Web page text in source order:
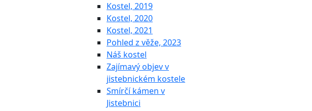
Kostel, 2019
Kostel, 2020
Kostel, 2021
Pohled z věže, 2023
Náš kostel
Zajímavý objev v
jistebnickém kostele
Smírčí kámen v
Jistebnici